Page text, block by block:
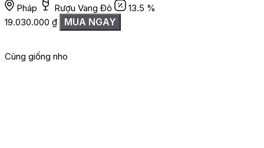
Pháp Rượu Vang Đỏ
13.5 %
19.030.000 ₫ MUA NGAY
Cùng giống nho